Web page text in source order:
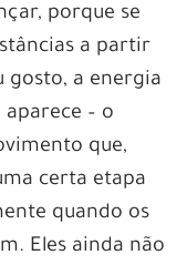
porque se
a partir
gosto, a energia
– o
que,
certa etapa
quando os
Eles ainda não